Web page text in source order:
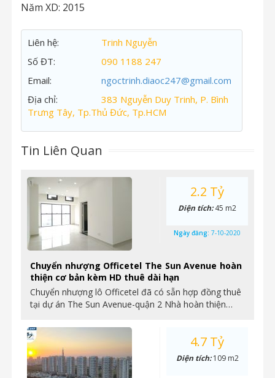
Năm XD: 2015
Liên hệ:
Trinh Nguyễn
Số ĐT:
090 1188 247
Email:
ngoctrinh.diaoc247@gmail.com
Địa chỉ:
383 Nguyễn Duy Trinh, P. Bình
Trưng Tây, Tp.Thủ Đức, Tp.HCM
Tin Liên Quan
Chuyển nhượng Officetel The Sun Avenue hoàn
thiện cơ bản kèm HD thuê dài hạn
Chuyển nhượng lô Officetel đã có sẵn hợp đồng thuê
tại dự án The Sun Avenue-quận 2 Nhà hoàn thiện…
2.2 Tỷ
Diện tích:45 m2
Ngày đăng: 7-10-2020
4.7 Tỷ
Diện tích:109 m2